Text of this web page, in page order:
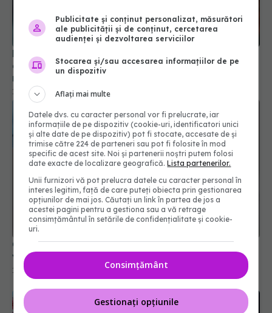
Boala fatală asociată cu COVID. Poate fi
declanșată și de infecțiile ușoare. Cum se
manifestă
13 mai 2024, 08:44
Canada anulează acordul pentru fabricarea
vaccinurilor Novavax Covid-19
12 mar 2025, 09:37
Publicitate și conținut personalizat, măsurători
ale publicității și de conținut, cercetarea
audienței și dezvoltarea serviciilor
Stocarea și/sau accesarea informațiilor de pe
un dispozitiv
Aflați mai multe
Datele dvs. cu caracter personal vor fi prelucrate, iar
informațiile de pe dispozitiv (cookie-uri, identificatori unici
și alte date de pe dispozitiv) pot fi stocate, accesate de și
trimise către 224 de parteneri sau pot fi folosite în mod
specific de acest site. Noi și partenerii noștri putem folosi
date exacte de localizare geografică.Lista partenerilor.
Unii furnizori vă pot prelucra datele cu caracter personal în
interes legitim, față de care puteți obiecta prin gestionarea
opțiunilor de mai jos. Căutați un link în partea de jos a
acestei pagini pentru a gestiona sau a vă retrage
consimțământul în setările de confidențialitate și cookie-
uri.
Consimțământ
Gestionați opțiunile